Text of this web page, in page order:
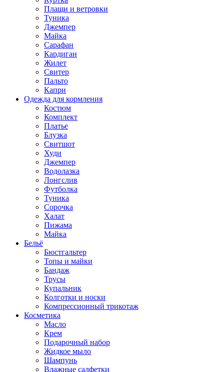
Плащи и ветровки
Туника
Джемпер
Майка
Сарафан
Кардиган
Жилет
Свитер
Пальто
Капри
Одежда для кормления
Костюм
Комплект
Платье
Блузка
Свитшот
Худи
Джемпер
Водолазка
Лонгслив
Футболка
Туника
Сорочка
Халат
Пижама
Майка
Бельё
Бюстгальтер
Топы и майки
Бандаж
Трусы
Купальник
Колготки и носки
Компрессионный трикотаж
Косметика
Масло
Крем
Подарочный набор
Жидкое мыло
Шампунь
Влажные салфетки